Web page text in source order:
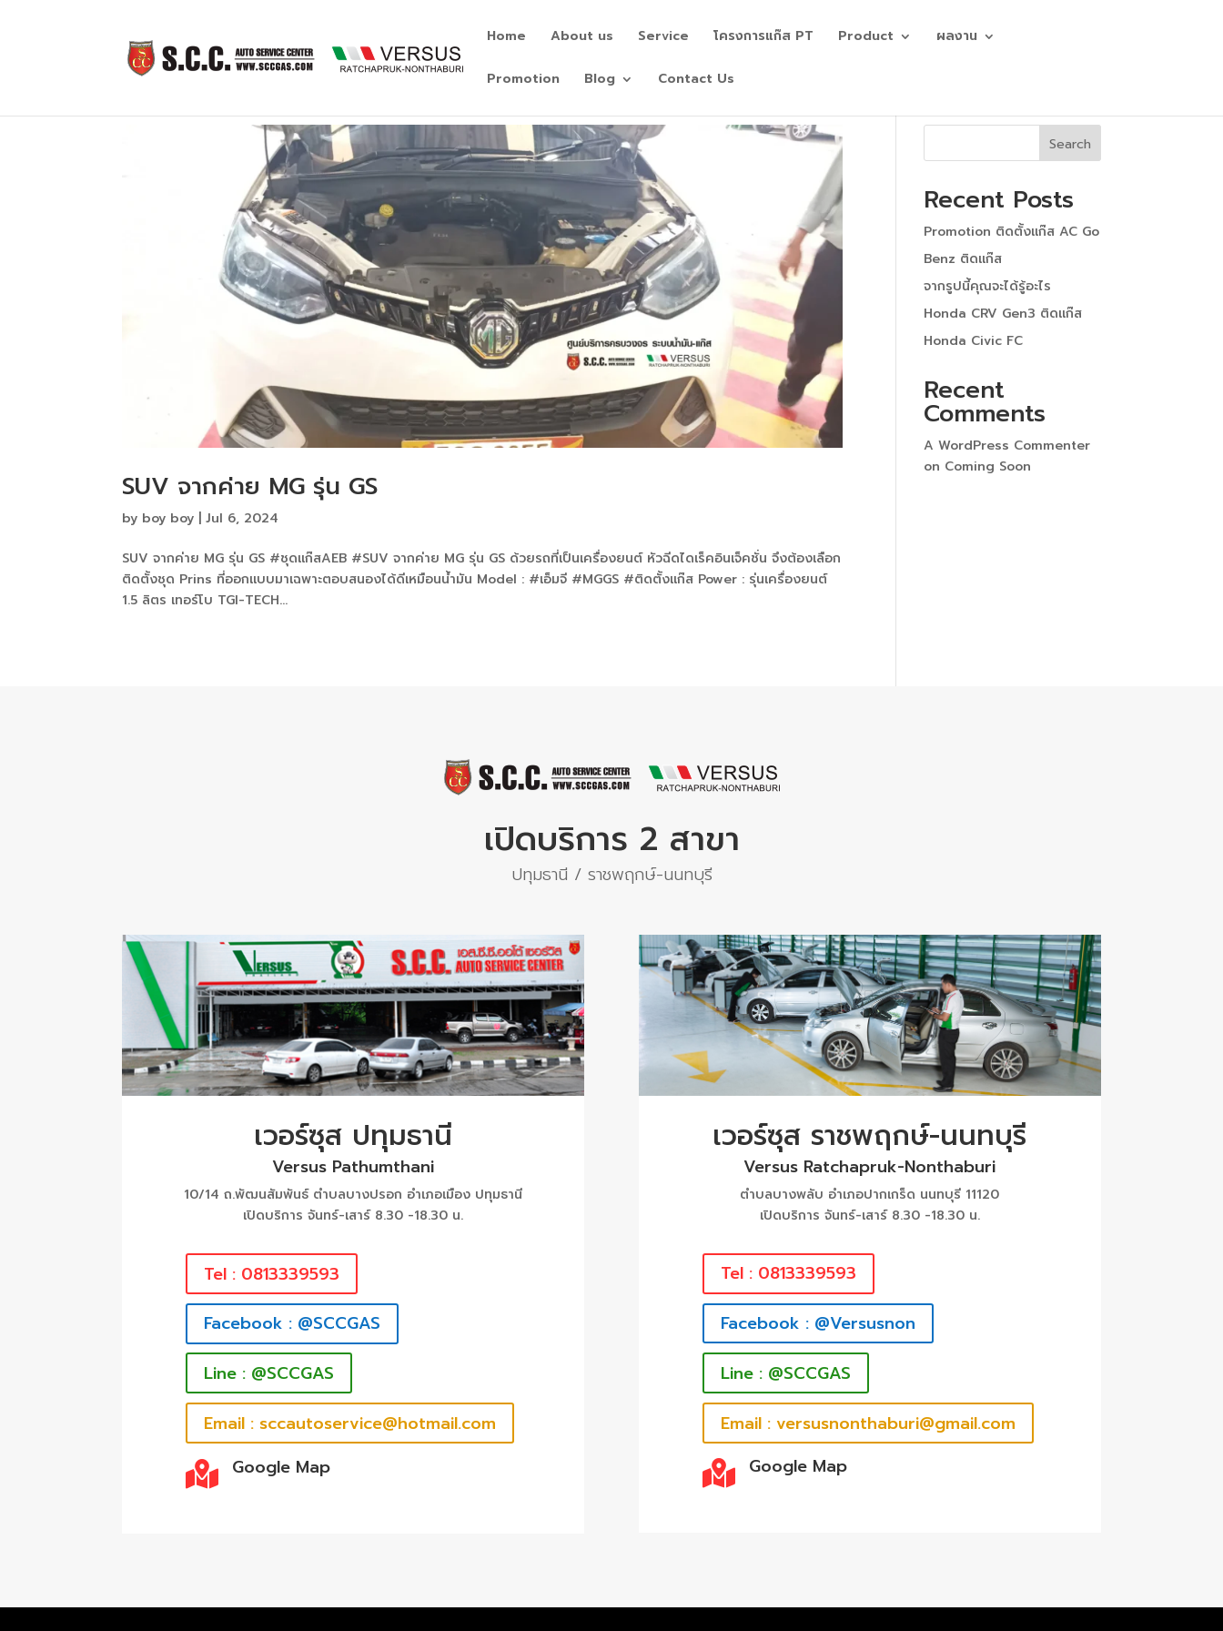
Home About us Service โครงการแก๊ส PT Product ผลงาน
Promotion Blog Contact Us
SUV จากค่าย MG รุ่น GS
by boy boy |Jul 6, 2024
SUV จากค่าย MG รุ่น GS #ชุดแก๊สAEB #SUV จากค่าย MG รุ่น GS ด้วยรถที่เป็นเครื่องยนต์ หัวฉีดไดเร็คอินเจ็คชั่น จึงต้องเลือก
ติดตั้งชุด Prins ที่ออกแบบมาเฉพาะตอบสนองได้ดีเหมือนน้ำมัน Model : #เอ็มจี #MGGS #ติดตั้งแก๊ส Power : รุ่นเครื่องยนต์
1.5 ลิตร เทอร์โบ TGI-TECH...
Search
Recent Posts
Promotion ติดตั้งแก๊ส AC Go
Benz ติดแก๊ส
จากรูปนี้คุณจะได้รู้อะไร
Honda CRV Gen3 ติดแก๊ส
Honda Civic FC
Recent
Comments
A WordPress Commenter
on Coming Soon
เปิดบริการ 2 สาขา
ปทุมธานี / ราชพฤกษ์-นนทบุรี
เวอร์ซุส ปทุมธานี
Versus Pathumthani
10/14 ถ.พัฒนสัมพันธ์ ตำบลบางปรอก อำเภอเมือง ปทุมธานี
เปิดบริการ จันทร์-เสาร์ 8.30 -18.30 น.
Tel : 0813339593
Facebook : @SCCGAS
Line : @SCCGAS
Email : sccautoservice@hotmail.com
 Google Map
เวอร์ซุส ราชพฤกษ์-นนทบุรี
Versus Ratchapruk-Nonthaburi
ตำบลบางพลับ อำเภอปากเกร็ด นนทบุรี 11120
เปิดบริการ จันทร์-เสาร์ 8.30 -18.30 น.
Tel : 0813339593
Facebook : @Versusnon
Line : @SCCGAS
Email : versusnonthaburi@gmail.com
 Google Map